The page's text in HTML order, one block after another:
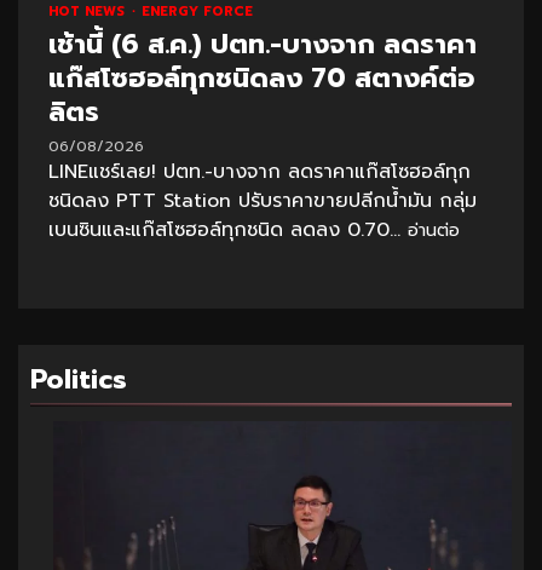
HOT NEWS ENERGY FORCE
เช้านี้ (6 ส.ค.) ปตท.-บางจาก ลดราคา
แก๊สโซฮอล์ทุกชนิดลง 70 สตางค์ต่อ
ลิตร
06/08/2026
LINEแชร์เลย! ปตท.-บางจาก ลดราคาแก๊สโซฮอล์ทุก
ชนิดลง PTT Station ปรับราคาขายปลีกน้ำมัน กลุ่ม
เบนซินและแก๊สโซฮอล์ทุกชนิด ลดลง 0.70... อ่านต่อ
Politics